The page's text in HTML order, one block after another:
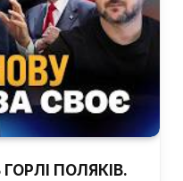
ПОЛЯКІВ.